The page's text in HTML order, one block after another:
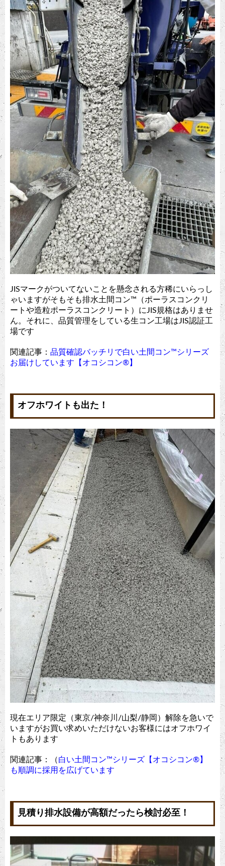
JISマークがついてないことを懸念される方稀にいらっし
ゃいますがそもそも排水土間コン™︎（ポーラスコンクリ
ートや造粒ポーラスコンクリート）にJIS規格はありませ
ん。それに、品質管理をしている生コン工場はJIS認証工
場です
関連記事： 品質確認バッチリで白い土間コン™︎シリーズ
お届けしています【オコシコン®︎】
オフホワイトも出た！
現在エリア限定（東京/神奈川/山梨/静岡）解除を急いで
いますがお買い求めいただけないお客様にはオフホワイ
トもあります
関連記事：（白い土間コン™︎シリーズ【オコシコン®︎】
も順調に採用を広げています
見積り排水設備が高額だったら検討必至！